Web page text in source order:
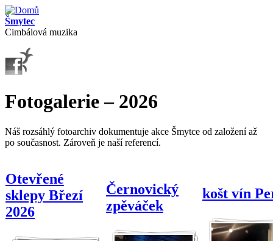
Přejít k hlavnímu obsahu
Šmytec
Cimbálová muzika
Fotogalerie – 2026
Náš rozsáhlý fotoarchiv dokumentuje akce Šmytce od založení až
po současnost. Zároveň je naší referencí.
Otevřené
sklepy Březí
2026
Černovický
zpěváček
košt vín